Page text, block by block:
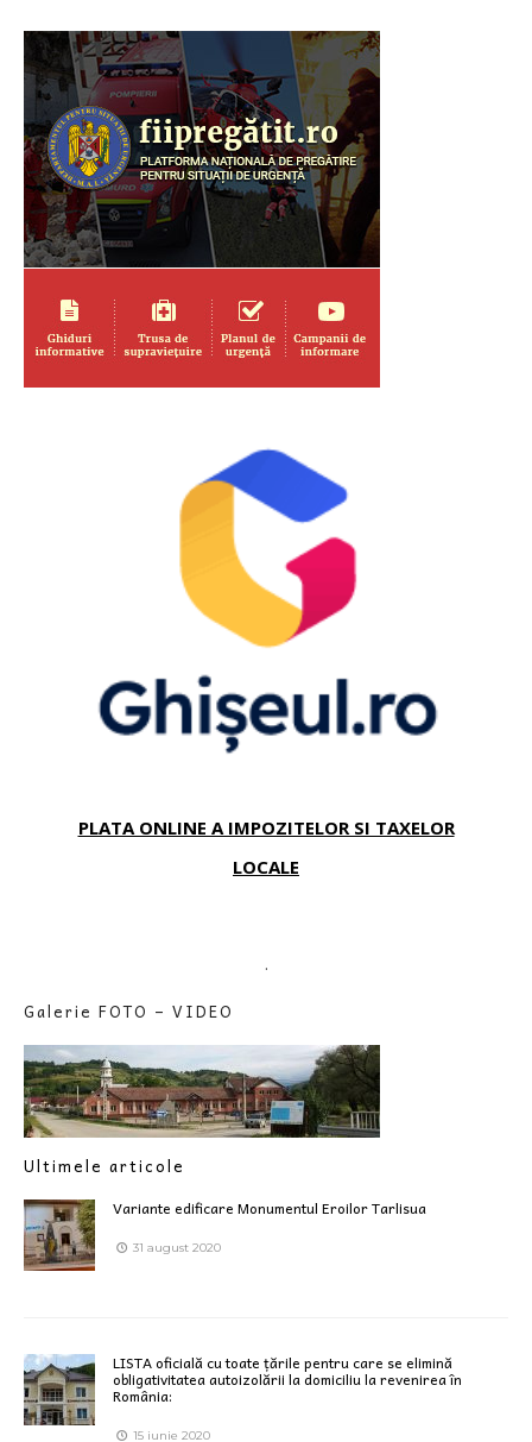
PLATA ONLINE A IMPOZITELOR SI TAXELOR
LOCALE
.
Galerie FOTO – VIDEO
Ultimele articole
Variante edificare Monumentul Eroilor Tarlisua
31 august 2020
LISTA oficială cu toate țările pentru care se elimină
obligativitatea autoizolării la domiciliu la revenirea în
România:
15 iunie 2020